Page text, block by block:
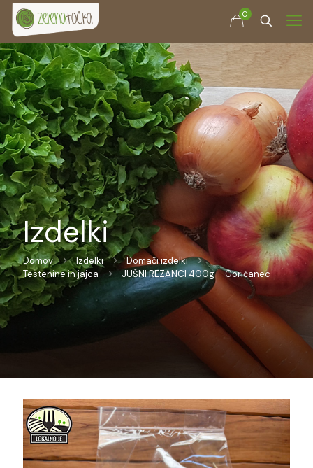
0
Izdelki
Domov Izdelki
Domači izdelki
Testenine in jajca
JUŠNI REZANCI 400g – Goričanec